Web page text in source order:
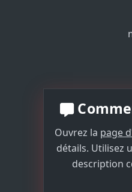
Ouvrez la page
détails. Utilisez
description